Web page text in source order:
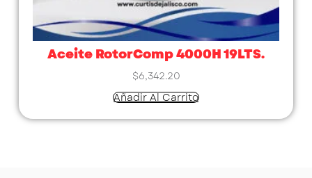
Aceite RotorComp 4000H 19LTS.
$6,342.20
Añadir Al Carrito